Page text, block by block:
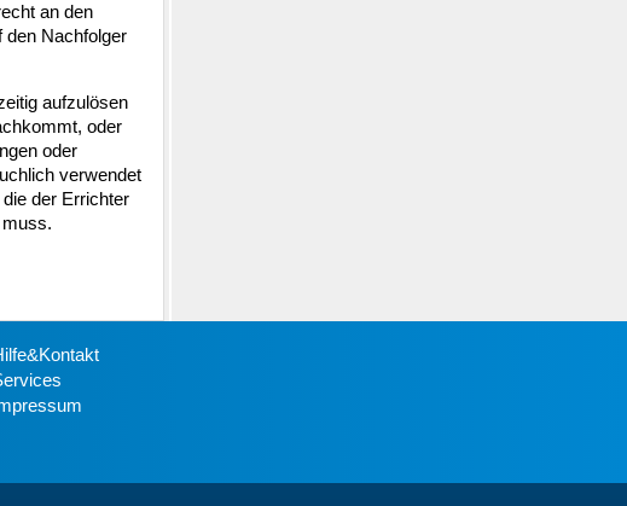
an den
den Nachfolger
aufzulösen
oder
oder
verwendet
der Errichter